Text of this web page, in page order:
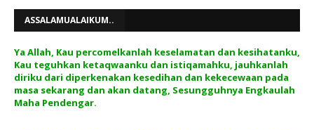
ASSALAMUALAIKUM..
Ya Allah, Kau percomelkanlah keselamatan dan kesihatanku,
Kau teguhkan ketaqwaanku dan istiqamahku, jauhkanlah
diriku dari diperkenakan kesedihan dan kekecewaan pada
masa sekarang dan akan datang, Sesungguhnya Engkaulah
Maha Pendengar.